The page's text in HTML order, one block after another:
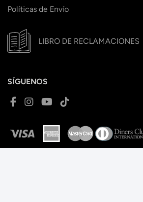
Políticas de Envío
LIBRO DE RECLAMACIONES
SÍGUENOS